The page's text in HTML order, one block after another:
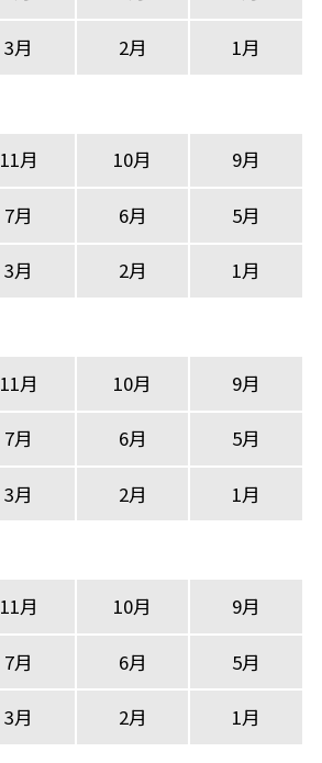
3月 2月 1月
11月 10月 9月
7月 6月 5月
3月 2月 1月
11月 10月 9月
7月 6月 5月
3月 2月 1月
11月 10月 9月
7月 6月 5月
3月 2月 1月